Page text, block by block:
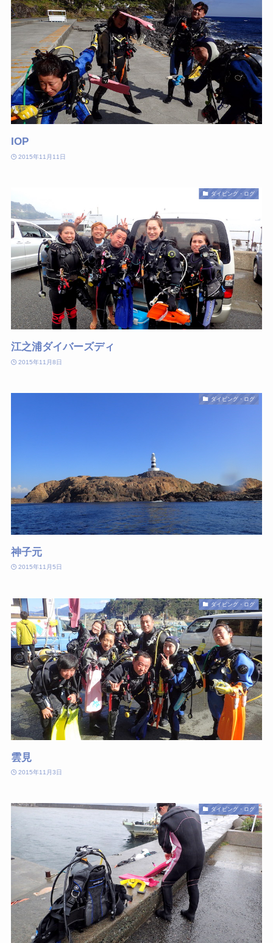
IOP
2015年11月11日
ダイビング・ログ
江之浦ダイバーズディ
2015年11月8日
ダイビング・ログ
神子元
2015年11月5日
ダイビング・ログ
雲見
2015年11月3日
ダイビング・ログ